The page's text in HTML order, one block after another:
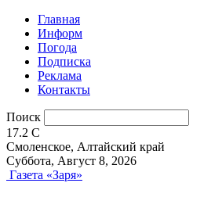
Главная
Информ
Погода
Подписка
Реклама
Контакты
Поиск
17.2 C
Смоленское, Алтайский край
Суббота, Август 8, 2026
Газета «Заря»